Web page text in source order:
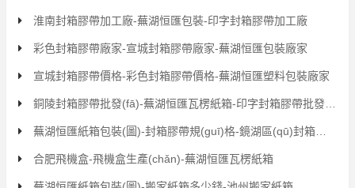
淮南封箱膠帶加工廠-蕪湖恒匯包裝-印字封箱膠帶加工廠
彩色封箱膠帶廠家-宣城封箱膠帶廠家-蕪湖恒匯包裝廠家
宣城封箱膠帶價格-彩色封箱膠帶價格-蕪湖恒匯塑料包裝廠家
銅陵封箱膠帶批發(fā)-蕪湖恒匯瓦楞紙箱-印字封箱膠帶批發(fā)
蕪湖恒匯紙箱包裝(圖)-封箱膠帶規(guī)格-鏡湖區(qū)封箱膠帶
合肥飛機盒-飛機盒生產(chǎn)-蕪湖恒匯瓦楞紙箱